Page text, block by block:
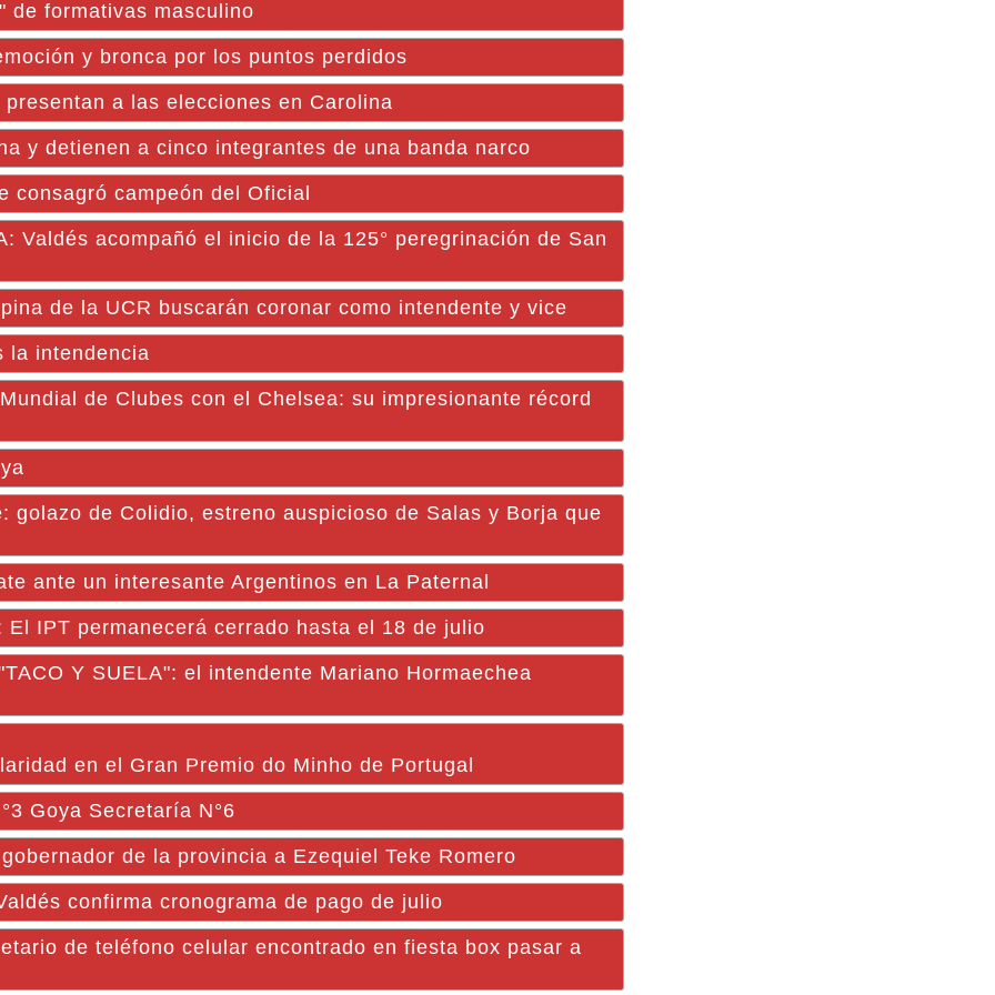
de formativas masculino
y bronca por los puntos perdidos
a las elecciones en Carolina
y detienen a cinco integrantes de una banda narco
consagró campeón del Oficial
Valdés acompañó el inicio de la 125° peregrinación de San
de la UCR buscarán coronar como intendente y vice
la intendencia
de Clubes con el Chelsea: su impresionante récord
golazo de Colidio, estreno auspicioso de Salas y Borja que
ante un interesante Argentinos en La Paternal
IPT permanecerá cerrado hasta el 18 de julio
Y SUELA": el intendente Mariano Hormaechea
en el Gran Premio do Minho de Portugal
Goya Secretaría N°6
de la provincia a Ezequiel Teke Romero
confirma cronograma de pago de julio
de teléfono celular encontrado en fiesta box pasar a